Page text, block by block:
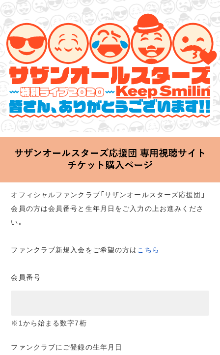
サザンオールスターズ 特別ライブ 2020
「Keep Smilin’～皆さん、ありがとうございます!!～」
2020.06.25 Thu 20:00 Start at 横浜アリーナ
オフィシャルファンクラブ「サザンオールスターズ応援団」
会員の方は会員番号と生年月日をご入力の上お進みくださ
い。
ファンクラブ新規入会をご希望の方は こちら
会員番号
※1から始まる数字7桁
ファンクラブにご登録の生年月日